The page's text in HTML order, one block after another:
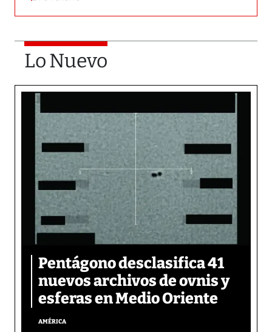
Lo Nuevo
Pentágono desclasifica 41
nuevos archivos de ovnis y
esferas en Medio Oriente
AMÉRICA